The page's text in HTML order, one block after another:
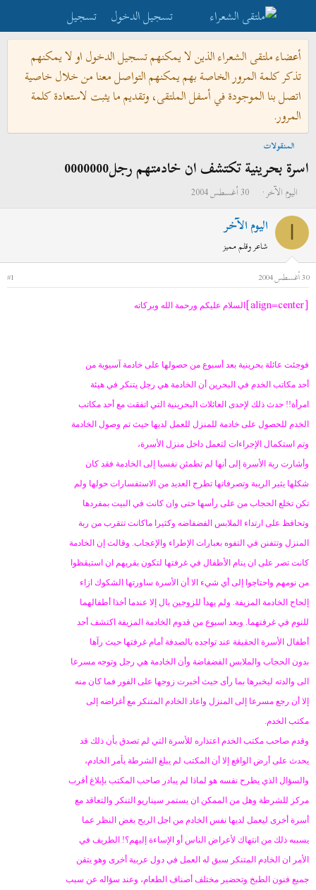
تسجيل الدخول
تسجيل
أعضاء ملتقى الشعراء الذين لا يمكنهم تسجيل الدخول او لا يمكنهم
تذكر كلمة المرور الخاصة بهم يمكنهم التواصل معنا من خلال خاصية
اتصل بنا الموجودة في أسفل الملتقى، وتقديم ما يثبت لاستعادة كلمة
المرور.
المنقولات
اسرة بحرينية تكتشف ان خادمتهم رجل0000000
ب
ئ
ل
م
و
اليوم الآخر
ت
خ
ل
ب
30 أغسطس 2004
اليوم الآخر
شاعر وقلم مميز
30 أغسطس 2004
#1
[align=center] السلام عليكم ورحمة الله وبركاته
فوجئت عائلة بحرينية بعد أسبوع من حصولها على خادمة آسيوية من
أحد مكاتب الخدم في البحرين أن الخادمة هي رجل يتنكر في هيئة
امرأة!! حدث ذلك لإحدى العائلات البحرينية التي اتفقت مع أحد مكاتب
الخدم للحصول على خادمة للمنزل للعمل لديها حيث تم وصول الخادمة
وتم استكمال الإجراءات لتعمل داخل منزل الأسرة،
وأشارت ربة الأسرة إلى أنها لم تطمئن نفسيا إلى الخادمة فقد كان
شكلها يثير الريبة وتصرفاتها تطرح العديد من الاستفسارات حولها ولم
تكن تخلع الحجاب من على رأسها حتى وان كانت في البيت بمفردها
وتحافظ على ارتداء الملابس الفضفاضه وكثيرا ماكانت تتقرب من ربة
المنزل وتتفنن في التفوه بعبارات الإطراء والإعجاب. وقالت إن الخادمة
كانت تصر على ان ينام الأطفال في غرفتها لتكون بقربهم ان استيقظوا
من نومهم واحتاجوا إلى أي شيء الا أن الأسرة ساورتها الشكوك ازاء
إلحاح الخادمة المزيفة. ولم يهدأ للزوجين بال إلا عندما أخذا أطفالهما
للنوم في غرفتهما. وبعد اسبوع من قدوم الخادمة المزيفة اكتشف أحد
أطفال الأسرة الحقيقة عند تواجده بالصدفة أمام غرفتها حيث رآها
بدون الحجاب والملابس الفضفاضة وأن الخادمة هي رجل وتوجه مسرعا
الى والدته ليخبرها بما رأى حيث أخبرت زوجها على الفور فما كان منه
إلا أن رجع مسرعا إلى المنزل واعاد الخادم المتنكر مع أغراضه إلى
مكتب الخدم.
وقدم صاحب مكتب الخدم اعتذاره للأسرة التي لم تصدق بأن ذلك قد
يحدث على أرض الواقع إلا أن المكتب لم يبلغ الشرطة بأمر الخادم،
والسؤال الذي يطرح نفسه هو لماذا لم يبادر صاحب المكتب بإبلاغ أقرب
مركز للشرطة وهل من الممكن ان يستمر سيناريو التنكر والتعاقد مع
أسرة أخرى ليعمل لديها نفس الخادم من اجل الربح بغض النظر عما
يسببه ذلك من انتهاك لأعراض الناس أو الإساءة إليهم؟! الطريف في
الأمر ان الخادم المتنكر سبق له العمل في دول عربية أخرى وهو يتقن
جميع فنون الطبخ وتحضير مختلف أصناف الطعام، وعند سؤاله عن سبب